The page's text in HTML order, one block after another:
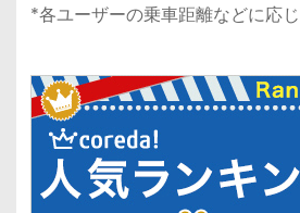
*各ユーザーの乗車距離などに応じ